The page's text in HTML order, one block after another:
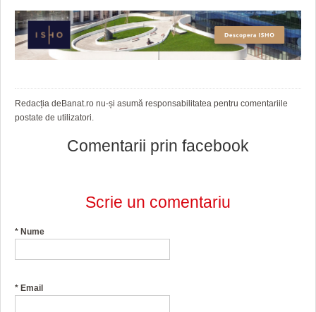
Redacția deBanat.ro nu-și asumă responsabilitatea pentru comentariile
postate de utilizatori.
Comentarii prin facebook
Scrie un comentariu
* Nume
* Email